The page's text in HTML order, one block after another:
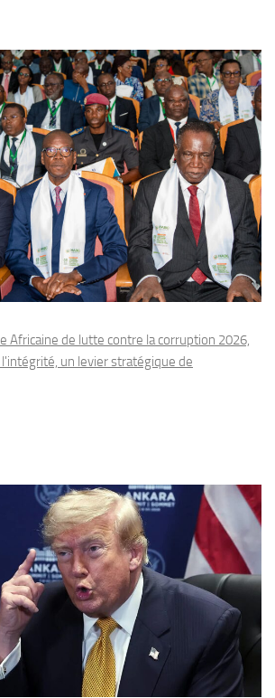
Africaine de lutte contre la corruption 2026,
un levier stratégique de